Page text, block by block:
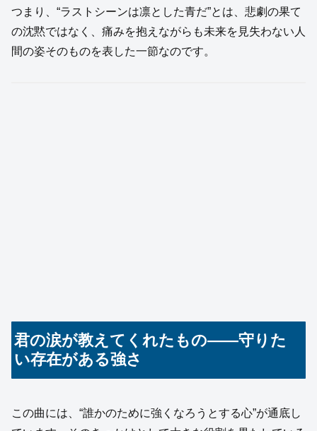
つまり、“ラストシーンは凛とした青だ”とは、悲劇の果て
の沈黙ではなく、痛みを抱えながらも未来を見失わない人
間の姿そのものを表した一節なのです。
君の涙が教えてくれたもの――守りた
い存在がある強さ
この曲には、“誰かのために強くなろうとする心”が通底し